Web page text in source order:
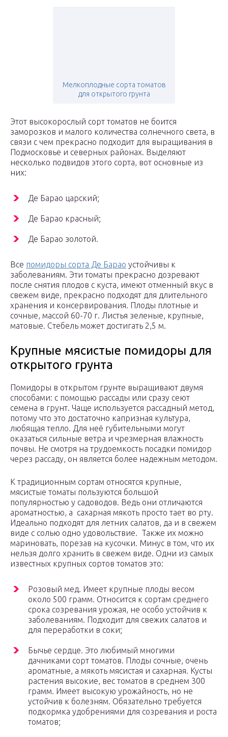
Мелкоплодные сорта томатов
для открытого грунта
Этот высокорослый сорт томатов не боится
заморозков и малого количества солнечного света, в
связи с чем прекрасно подходит для выращивания в
Подмосковье и северных районах. Выделяют
несколько подвидов этого сорта, вот основные из
них:
Де Барао царский;
Де Барао красный;
Де Барао золотой.
Все помидоры сорта Де Барао устойчивы к
заболеваниям. Эти томаты прекрасно дозревают
после снятия плодов с куста, имеют отменный вкус в
свежем виде, прекрасно подходят для длительного
хранения и консервирования. Плоды плотные и
сочные, массой 60-70 г. Листья зеленые, крупные,
матовые. Стебель может достигать 2,5 м.
Крупные мясистые помидоры для
открытого грунта
Помидоры в открытом грунте выращивают двумя
способами: с помощью рассады или сразу сеют
семена в грунт. Чаще используется рассадный метод,
потому что это достаточно капризная культура,
любящая тепло. Для неё губительными могут
оказаться сильные ветра и чрезмерная влажность
почвы. Не смотря на трудоемкость посадки помидор
через рассаду, он является более надежным методом.
К традиционным сортам относятся крупные,
мясистые томаты пользуются большой
популярностью у садоводов. Ведь они отличаются
ароматностью, а сахарная мякоть просто тает во рту.
Идеально подходят для летних салатов, да и в свежем
виде с солью одно удовольствие. Также их можно
мариновать, порезав на кусочки. Минус в том, что их
нельзя долго хранить в свежем виде. Одни из самых
известных крупных сортов томатов это:
Розовый мед. Имеет крупные плоды весом
около 500 грамм. Относится к сортам среднего
срока созревания урожая, не особо устойчив к
заболеваниям. Подходит для свежих салатов и
для переработки в соки;
Бычье сердце. Это любимый многими
дачниками сорт томатов. Плоды сочные, очень
ароматные, а мякоть мясистая и сахарная. Кусты
растения высокие, вес томатов в среднем 300
грамм. Имеет высокую урожайность, но не
устойчив к болезням. Обязательно требуется
подкормка удобрениями для созревания и роста
томатов;